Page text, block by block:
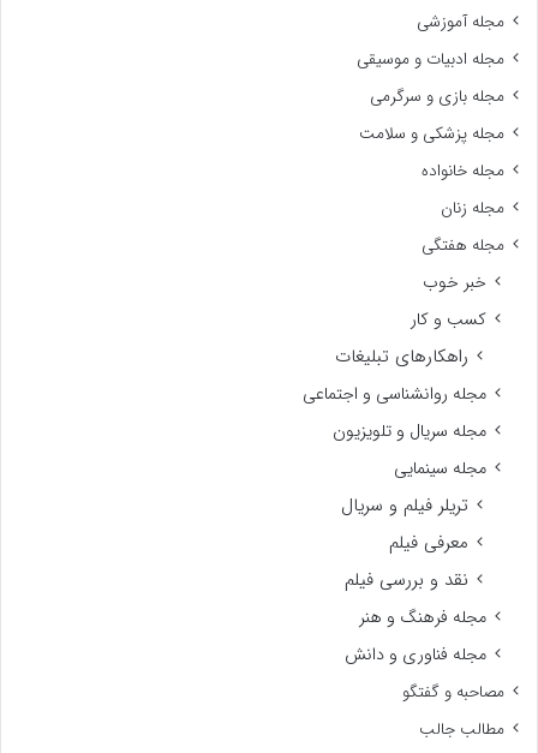
مجله آموزشی
مجله ادبیات و موسیقی
مجله بازی و سرگرمی
مجله پزشکی و سلامت
مجله خانواده
مجله زنان
مجله هفتگی
خبر خوب
کسب و کار
راهکارهای تبلیغات
مجله روانشناسی و اجتماعی
مجله سریال و تلویزیون
مجله سینمایی
تریلر فیلم و سریال
معرفی فیلم
نقد و بررسی فیلم
مجله فرهنگ و هنر
مجله فناوری و دانش
مصاحبه و گفتگو
مطالب جالب